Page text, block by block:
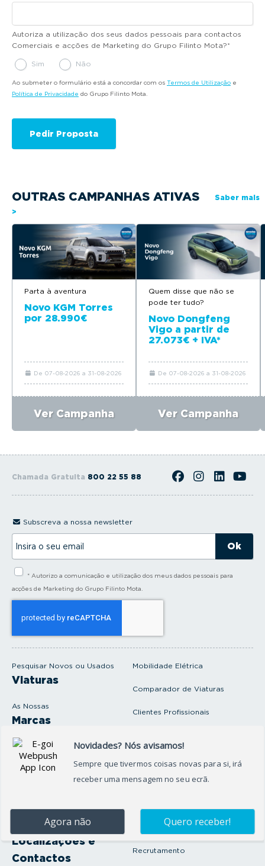
Autoriza a utilização dos seus dados pessoais para contactos
Comerciais e acções de Marketing do Grupo Filinto Mota?*
Sim Não
Ao submeter o formulário está a concordar com os Termos de Utilização e
Política de Privacidade do Grupo Filinto Mota.
OUTRAS CAMPANHAS ATIVAS
Saber mais
>
Parta à aventura
Novo KGM Torres
por 28.990€
De 07-08-2026 a 31-08-2026
Ver Campanha
Quem disse que não se
pode ter tudo?
Novo Dongfeng
Vigo a partir de
27.073€ + IVA*
De 07-08-2026 a 31-08-2026
Ver Campanha
Chamada Gratuita 800 22 55 88
Pesquisar Novos ou Usados
Viaturas
As Nossas
Marcas
Produtos e serviços
Oficina
Onde Estamos
Localizações e
Contactos
Mobilidade Elétrica
Comparador de Viaturas
Clientes Profissionais
Seguros Protector
Artigos e Notícias
Recrutamento
Subscreva a nossa newsletter
s
* Autorizo a comunicação e utilização dos meus dados pessoais para
acções de Marketing do Grupo Filinto Mota.